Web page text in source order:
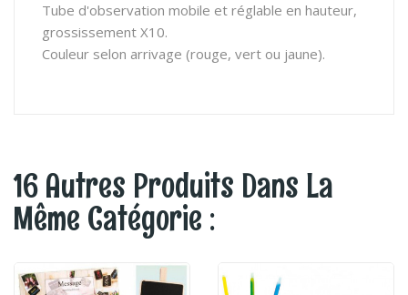
Tube d'observation mobile et réglable en hauteur,
grossissement X10.
Couleur selon arrivage (rouge, vert ou jaune).
16 Autres Produits Dans La
Même Catégorie :